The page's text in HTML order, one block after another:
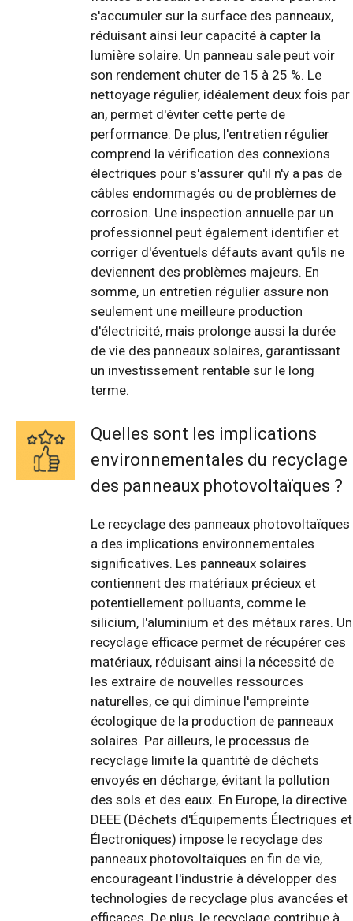
s'accumuler sur la surface des panneaux,
réduisant ainsi leur capacité à capter la
lumière solaire. Un panneau sale peut voir
son rendement chuter de 15 à 25 %. Le
nettoyage régulier, idéalement deux fois par
an, permet d'éviter cette perte de
performance. De plus, l'entretien régulier
comprend la vérification des connexions
électriques pour s'assurer qu'il n'y a pas de
câbles endommagés ou de problèmes de
corrosion. Une inspection annuelle par un
professionnel peut également identifier et
corriger d'éventuels défauts avant qu'ils ne
deviennent des problèmes majeurs. En
somme, un entretien régulier assure non
seulement une meilleure production
d'électricité, mais prolonge aussi la durée
de vie des panneaux solaires, garantissant
un investissement rentable sur le long
terme.
Quelles sont les implications
environnementales du recyclage
des panneaux photovoltaïques ?
Le recyclage des panneaux photovoltaïques
a des implications environnementales
significatives. Les panneaux solaires
contiennent des matériaux précieux et
potentiellement polluants, comme le
silicium, l'aluminium et des métaux rares. Un
recyclage efficace permet de récupérer ces
matériaux, réduisant ainsi la nécessité de
les extraire de nouvelles ressources
naturelles, ce qui diminue l'empreinte
écologique de la production de panneaux
solaires. Par ailleurs, le processus de
recyclage limite la quantité de déchets
envoyés en décharge, évitant la pollution
des sols et des eaux. En Europe, la directive
DEEE (Déchets d'Équipements Électriques et
Électroniques) impose le recyclage des
panneaux photovoltaïques en fin de vie,
encourageant l'industrie à développer des
technologies de recyclage plus avancées et
efficaces. De plus, le recyclage contribue à